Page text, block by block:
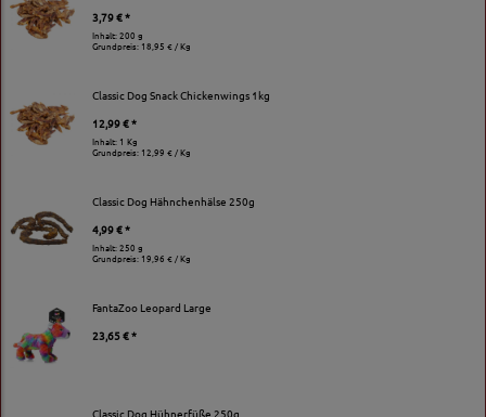
3,79 € *
Inhalt: 200 g
Grundpreis: 18,95 € / Kg
Classic Dog Snack Chickenwings 1kg
12,99 € *
Inhalt: 1 Kg
Grundpreis: 12,99 € / Kg
Classic Dog Hähnchenhälse 250g
4,99 € *
Inhalt: 250 g
Grundpreis: 19,96 € / Kg
FantaZoo Leopard Large
23,65 € *
Classic Dog Hühnerfüße 250g